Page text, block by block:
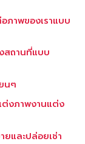
ภาพของเราแบบ
สถานที่แบบ
นๆ
ต่งภาพงานแต่ง
และปล่อยเช่า